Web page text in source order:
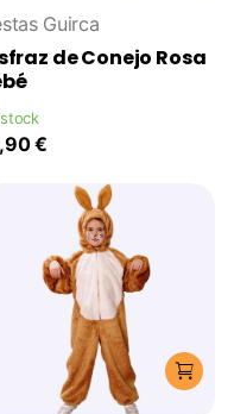
Guirca
de Conejo Rosa
€